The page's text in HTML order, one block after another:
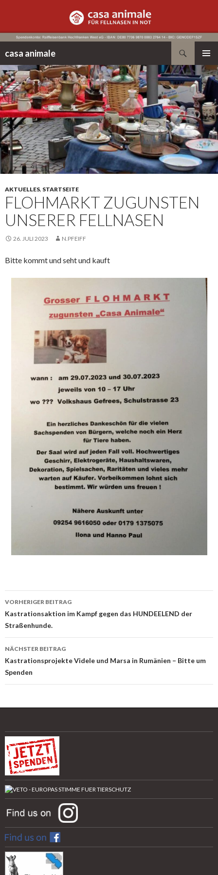
casa animale
MENÜ
INHALT
SPRINGEN
AKTUELLES, STARTSEITE
FLOHMARKT ZUGUNSTEN
UNSERER FELLNASEN
26. JULI 2023 N.PFEIFF
Bitte kommt und seht und kauft
Beitrags-
Navigation
VORHERIGER BEITRAG
Kastrationsaktion im Kampf gegen das HUNDEELEND der
Straßenhunde.
NÄCHSTER BEITRAG
Kastrationsprojekte Videle und Marsa in Rumänien – Bitte um
Spenden